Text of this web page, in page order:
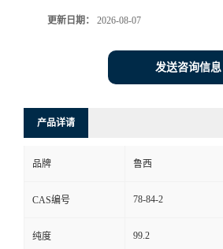
更新日期： 2026-08-07
发送咨询信息
产品详请
品牌 鲁西
CAS编号 78-84-2
纯度 99.2